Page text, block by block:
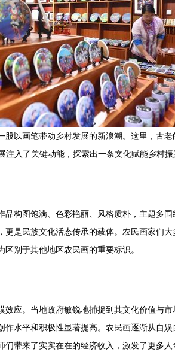
以画笔带动乡村发展的新浪潮。这里，古
入了关键动能，探索出一条文化赋能乡村振
构图饱满、色彩艳丽、风格质朴，主题多
是民族文化活态传承的载体。农民画家们
别于其他地区农民画的重要标识。
应。当地政府敏锐地捕捉到其文化价值与
水平和积极性显著提高。农民画逐渐从自
带来了实实在在的经济收入，激发了更多人